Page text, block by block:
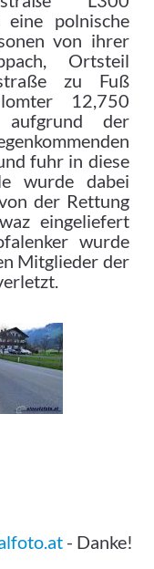
eine polnische
von ihrer
Ortsteil
zu Fuß
12,750
der
fuhr in diese
wurde dabei
der Rettung
eingeliefert
wurde
Mitglieder der
- Danke!